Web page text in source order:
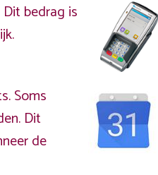
Dit bedrag is
Soms
Dit
de